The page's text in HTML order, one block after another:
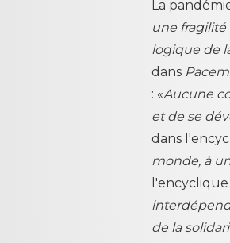
La
une fragilité
logique de
dans
: «Aucune
et de se
dans
monde, à
l'encyclique
de la